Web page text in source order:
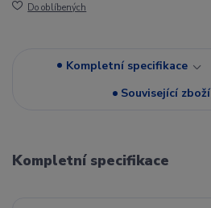
Do oblíbených
Kompletní specifikace
Související zboží
Kompletní specifikace